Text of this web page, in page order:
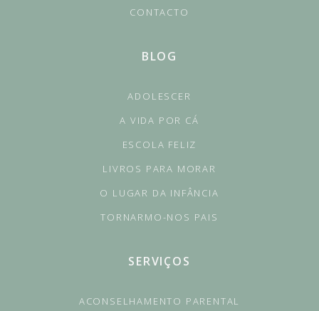
CONTACTO
BLOG
ADOLESCER
A VIDA POR CÁ
ESCOLA FELIZ
LIVROS PARA MORAR
O LUGAR DA INFÂNCIA
TORNARMO-NOS PAIS
SERVIÇOS
ACONSELHAMENTO PARENTAL